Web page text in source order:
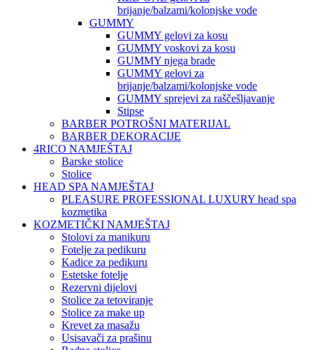
brijanje/balzami/kolonjske vode
GUMMY
GUMMY gelovi za kosu
GUMMY voskovi za kosu
GUMMY njega brade
GUMMY gelovi za
brijanje/balzami/kolonjske vode
GUMMY sprejevi za raščešljavanje
Stipse
BARBER POTROŠNI MATERIJAL
BARBER DEKORACIJE
4RICO NAMJEŠTAJ
Barske stolice
Stolice
HEAD SPA NAMJEŠTAJ
PLEASURE PROFESSIONAL LUXURY head spa
kozmetika
KOZMETIČKI NAMJEŠTAJ
Stolovi za manikuru
Fotelje za pedikuru
Kadice za pedikuru
Estetske fotelje
Rezervni dijelovi
Stolice za tetoviranje
Stolice za make up
Krevet za masažu
Usisavači za prašinu